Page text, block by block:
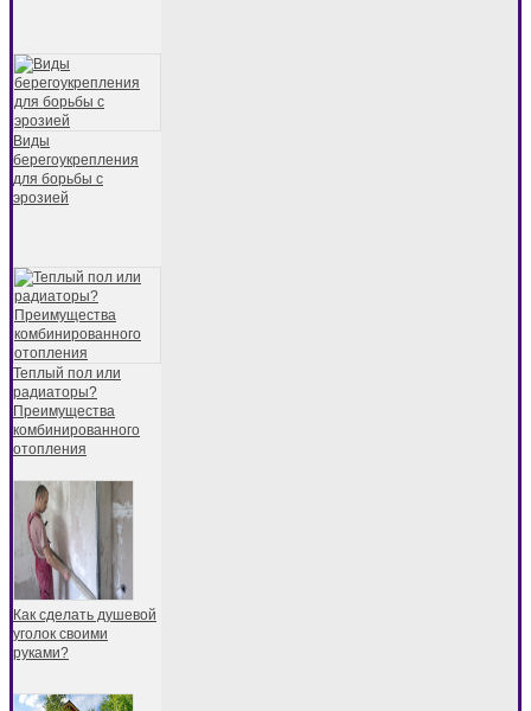
Виды
берегоукрепления
для борьбы с
эрозией
Теплый пол или
радиаторы?
Преимущества
комбинированного
отопления
Как сделать душевой
уголок своими
руками?